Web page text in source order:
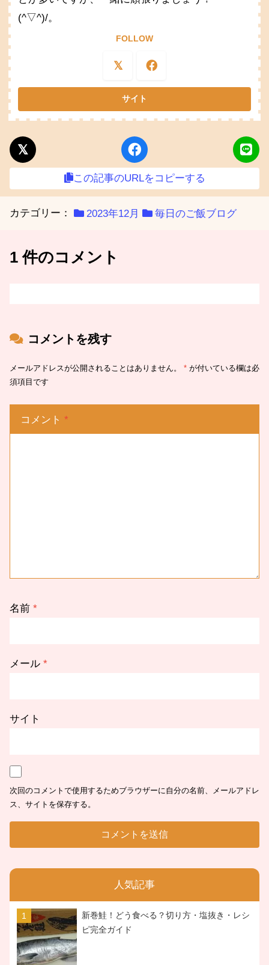
(^▽^)/。
FOLLOW
この記事のURLをコピーする
カテゴリー： 2023年12月 毎日のご飯ブログ
1 件のコメント
コメントを残す
メールアドレスが公開されることはありません。 * が付いている欄は必
須項目です
コメント *
名前 *
メール *
サイト
次回のコメントで使用するためブラウザーに自分の名前、メールアドレ
ス、サイトを保存する。
人気記事
新巻鮭！どう食べる？切り方・塩抜き・レシ
ピ完全ガイド